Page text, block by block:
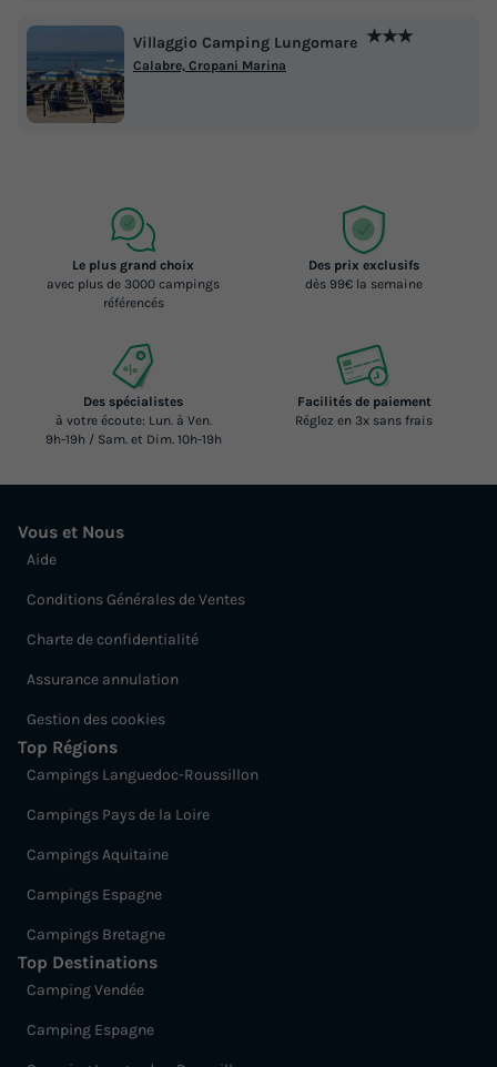
Villaggio Camping Lungomare ★★★
Calabre, Cropani Marina
Le plus grand choix
avec plus de 3000 campings
référencés
Des prix exclusifs
dès 99€ la semaine
Des spécialistes
à votre écoute: Lun. à Ven.
9h-19h / Sam. et Dim. 10h-19h
Facilités de paiement
Réglez en 3x sans frais
Vous et Nous
Aide
Conditions Générales de Ventes
Charte de confidentialité
Assurance annulation
Gestion des cookies
Top Régions
Campings Languedoc-Roussillon
Campings Pays de la Loire
Campings Aquitaine
Campings Espagne
Campings Bretagne
Top Destinations
Camping Vendée
Camping Espagne